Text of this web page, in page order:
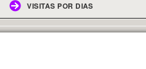
VISITAS POR DIAS